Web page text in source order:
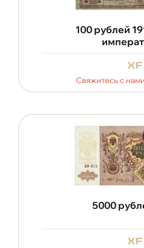
100 рублей
xf
Свяжитесь с
5000
xf